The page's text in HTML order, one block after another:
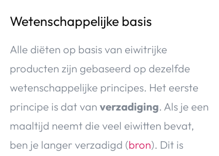
Wetenschappelijke basis
Alle diëten op basis van eiwitrijke
producten zijn gebaseerd op dezelfde
wetenschappelijke principes. Het eerste
principe is dat van verzadiging. Als je een
maaltijd neemt die veel eiwitten bevat,
ben je langer verzadigd (bron). Dit is